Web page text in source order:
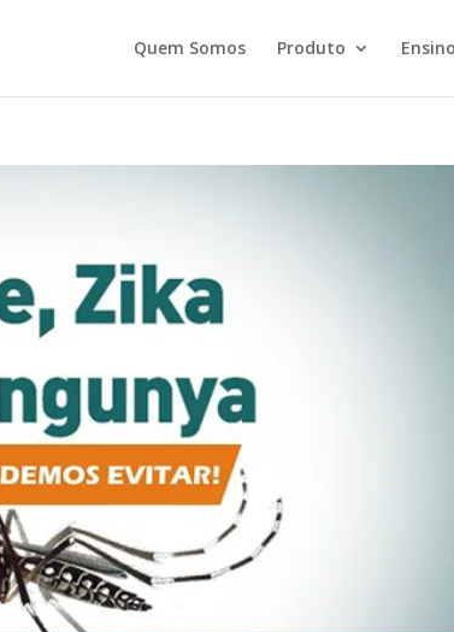
Quem Somos Produto